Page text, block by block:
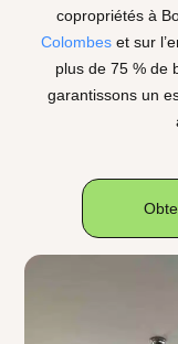
copropriétés à
Colombes et sur
plus de 75 %de
garantissons un